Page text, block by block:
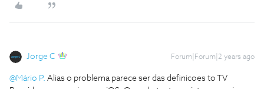
Jorge C Forum|Forum|2 years ago
@Mário P. Alias o problema parece ser das definicoes to TV